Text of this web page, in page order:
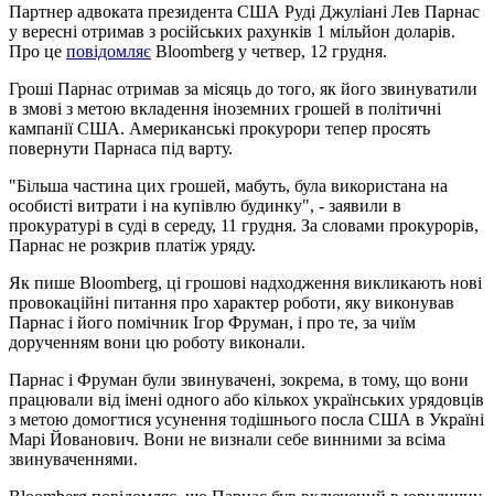
Партнер адвоката президента США Руді Джуліані Лев Парнас
у вересні отримав з російських рахунків 1 мільйон доларів.
Про це повідомляє Bloomberg у четвер, 12 грудня.
Гроші Парнас отримав за місяць до того, як його звинуватили
в змові з метою вкладення іноземних грошей в політичні
кампанії США. Американські прокурори тепер просять
повернути Парнаса під варту.
"Більша частина цих грошей, мабуть, була використана на
особисті витрати і на купівлю будинку", - заявили в
прокуратурі в суді в середу, 11 грудня. За словами прокурорів,
Парнас не розкрив платіж уряду.
Як пише Bloomberg, ці грошові надходження викликають нові
провокаційні питання про характер роботи, яку виконував
Парнас і його помічник Ігор Фруман, і про те, за чиїм
дорученням вони цю роботу виконали.
Парнас і Фруман були звинувачені, зокрема, в тому, що вони
працювали від імені одного або кількох українських урядовців
з метою домогтися усунення тодішнього посла США в Україні
Марі Йованович. Вони не визнали себе винними за всіма
звинуваченнями.